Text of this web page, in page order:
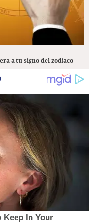
a tu signo del zodiaco
Keep In Your